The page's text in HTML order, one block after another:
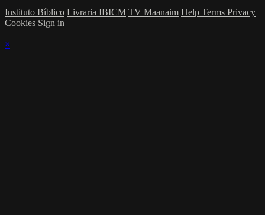
Instituto Bíblico Livraria IBICM TV Maanaim Help Terms Privacy
Cookies Sign in
×